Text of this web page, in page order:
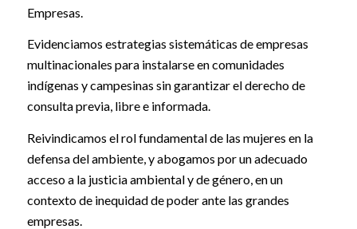
Empresas.
Evidenciamos estrategias sistemáticas de empresas
multinacionales para instalarse en comunidades
indígenas y campesinas sin garantizar el derecho de
consulta previa, libre e informada.
Reivindicamos el rol fundamental de las mujeres en la
defensa del ambiente, y abogamos por un adecuado
acceso a la justicia ambiental y de género, en un
contexto de inequidad de poder ante las grandes
empresas.